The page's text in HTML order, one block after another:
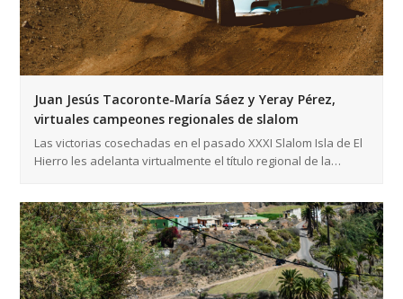
Juan Jesús Tacoronte-María Sáez y Yeray Pérez,
virtuales campeones regionales de slalom
Las victorias cosechadas en el pasado XXXI Slalom Isla de El
Hierro les adelanta virtualmente el título regional de la…